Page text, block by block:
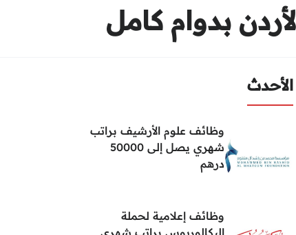
بدوام كامل
الأحدث
وظائف علوم الأرشيف براتب
شهري يصل إلى 50000
درهم
وظائف إعلامية لحملة